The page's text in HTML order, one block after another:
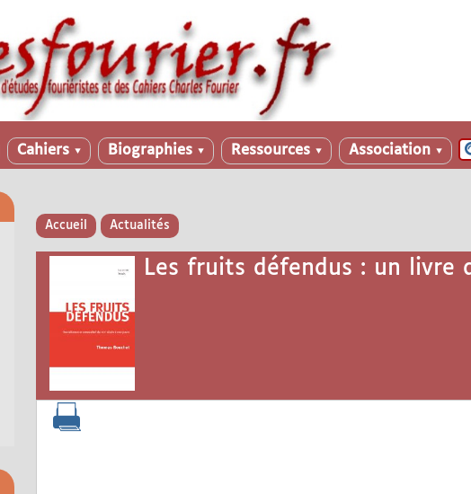
Cahiers ▼ Biographies ▼ Ressources ▼ Association ▼
Accueil Actualités
Les fruits défendus : un livre